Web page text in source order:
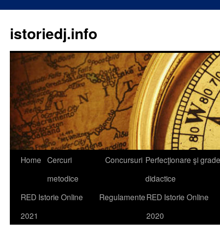
istoriedj.info
Skip
content
Home Cercuri
metodice
Concursuri Perfecţionare şi grade
didactice
RED Istorie Online
2021
RegulamenteRED Istorie Online
2020